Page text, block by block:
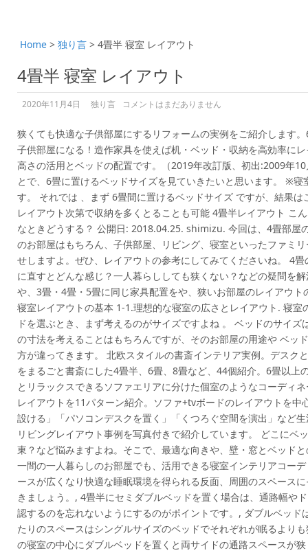
Home > 独り言 > 4畳半 寝室 レイアウト
4畳半 寝室 レイアウト
2020年11月4日 独り言 コメントはまだありません
狭くても快適な子供部屋にするリフォームの実例をご紹介します
子供部屋になる！造作家具を使えば机・ベッド・収納を高効率に
高さの活用とベッドの配置です。（2019年改訂版、初出:2009年
とで、6畳に置けるベッドサイズを見ていきたいと思います。 ※
す。 それでは 、まず 6畳間に置けるベッドサイズ ですが、結果
レイアウト次第で収納を多くとることも可能 4畳半レイアウト こ
なときどうする？ 公開日: 2018.04.25. shimizu. 今回は、4畳部屋
のお部屋はもちろん、子供部屋、リビング、寝室といったファミ
せしますよ。ぜひ、レイアウトの参考にしてみてくださいね。 4
に直すとどんな感じ？一人暮らししても狭くない？などの疑問を
や、3畳・4畳・5畳に同じ家具配置をや、狭いお部屋のレイアウ
寝室レイアウトの基本 1-1.理想的な寝室の広さとレイアウト. 寝
ドを選ぶとき、まず考えるのがサイズですよね 。 ベッドのサイ
の寸法を考えることはもちろんですが、そのお部屋の用途や ベッ
方が違ってきます。 北欧スタイルの書斎インテリア実例。デスク
をまるごと書斎にした4畳半、6畳、8畳など、44個紹介。6畳以上
とリラックスできるソファエリアに分けた個室のようなコーディ
レイアウトを11パターン紹介。ソファ+tvボードのレイアウトを
設ける」「パソコンデスクを置く」「くつろぐ空間を演出」など
リビングレイアウト事例を写真付きで紹介しています。 どこにベ
東？など悩みますよね。そこで、最適な向きや、壁・窓とベッド
一間の一人暮らしのお部屋でも、活用できる寝室インテリアコー
ースが広くなり快適な睡眠環境を得られる反面、周囲のスペース
きましょう。, 4畳半にセミダブルベッドを置く場合は、通路幅や
認するのを忘れないようにするのがポイントです。, ダブルベッ
たりのスペースはシングルサイズのベッドでそれぞれが眠るより
の寝室の中心にダブルベッドを置くと両サイドの通路スペースが